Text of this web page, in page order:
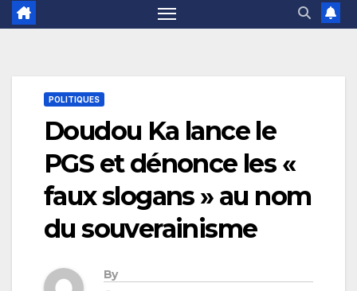
POLITIQUES
Doudou Ka lance le
PGS et dénonce les «
faux slogans » au nom
du souverainisme
By